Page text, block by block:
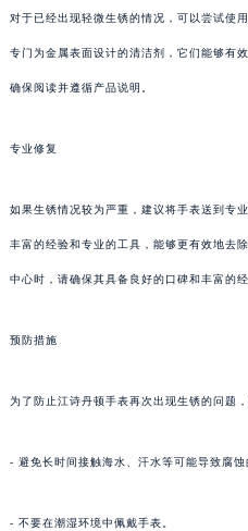
对于已经出现轻微生锈的情况，可以尝试使
专门为金属表面设计的清洁剂，它们能够有
确保阅读并遵循产品说明。
专业修复
如果生锈情况较为严重，建议将手表送到专
丰富的经验和专业的工具，能够更有效地去
中心时，请确保其具备良好的口碑和丰富的经
预防措施
为了防止江诗丹顿手表再次出现生锈的问题
- 避免长时间接触海水、汗水等可能导致腐蚀
- 不要在潮湿环境中佩戴手表。